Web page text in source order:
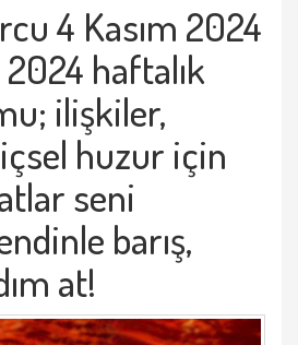
4 Kasım 2024
2024 haftalık
ilişkiler,
sel huzur için
seni
barış,
m at!